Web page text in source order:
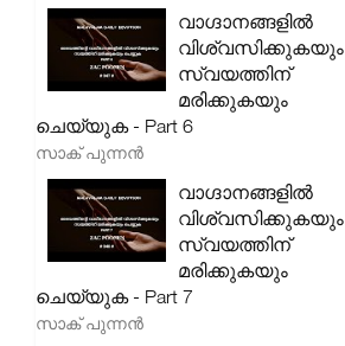
വാഗ്ദാനങ്ങളിൽ
വിശ്വസിക്കുകയും
സ്വയത്തിന്
മരിക്കുകയും
ചെയ്യുക - Part 6
സാക് പുന്നൻ
വാഗ്ദാനങ്ങളിൽ
വിശ്വസിക്കുകയും
സ്വയത്തിന്
മരിക്കുകയും
ചെയ്യുക - Part 7
സാക് പുന്നൻ